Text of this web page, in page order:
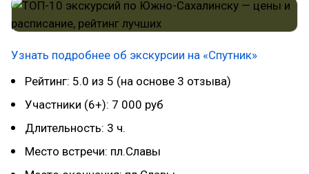
Узнать подробнее об экскурсии на «Спутник»
Рейтинг: 5.0 из 5 (на основе 3 отзыва)
Участники (6+): 7 000 руб
Длительность: 3 ч.
Место встречи: пл.Славы